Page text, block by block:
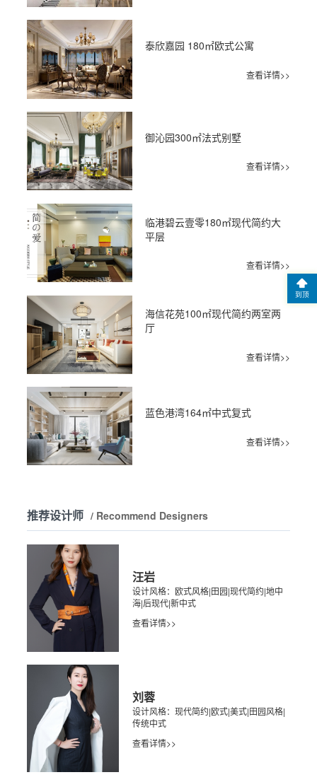
泰欣嘉园 180㎡欧式公寓
查看详情>>
御沁园300㎡法式别墅
查看详情>>
临港碧云壹零180㎡现代简约大
平层
查看详情>>
海信花苑100㎡现代简约两室两
厅
查看详情>>
蓝色港湾164㎡中式复式
查看详情>>
推荐设计师 / Recommend Designers
汪岩
设计风格：欧式风格|田园|现代简约|地中
海|后现代|新中式
查看详情>>
刘蓉
设计风格：现代简约|欧式|美式|田园风格|
传统中式
查看详情>>
到顶